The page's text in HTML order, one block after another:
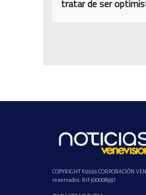
tratar de ser
COPYRIGHT ©2026 CORPORACIÓN
reservados. Rif-j000089337